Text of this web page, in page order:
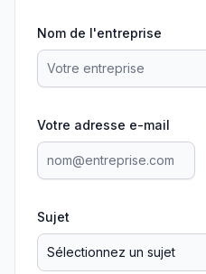
Nom de l'entreprise
Votre adresse e-mail
Sujet